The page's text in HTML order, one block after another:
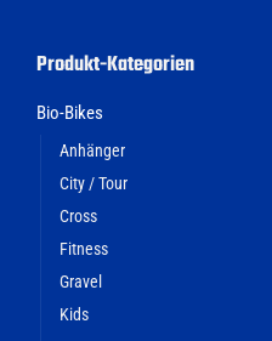
Produkt-Kategorien
Bio-Bikes
Anhänger
City / Tour
Cross
Fitness
Gravel
Kids